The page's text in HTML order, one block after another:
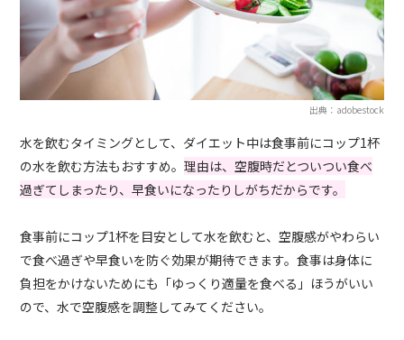
出典：adobestock
水を飲むタイミングとして、ダイエット中は食事前にコップ1杯
の水を飲む方法もおすすめ。理由は、空腹時だとついつい食べ
過ぎてしまったり、早食いになったりしがちだからです。
食事前にコップ1杯を目安として水を飲むと、空腹感がやわらい
で食べ過ぎや早食いを防ぐ効果が期待できます。食事は身体に
負担をかけないためにも「ゆっくり適量を食べる」ほうがいい
ので、水で空腹感を調整してみてください。